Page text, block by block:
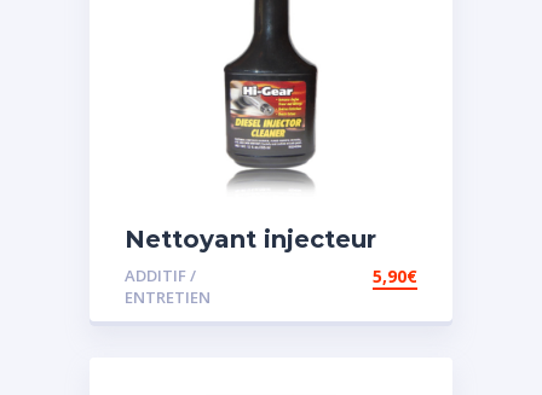
Nettoyant injecteur
diesel
ADDITIF /
ENTRETIEN
5,90€